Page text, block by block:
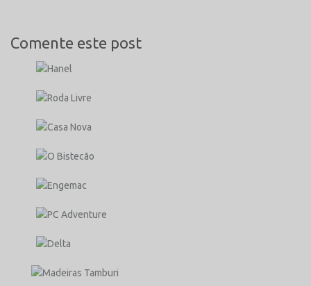
Comente este post